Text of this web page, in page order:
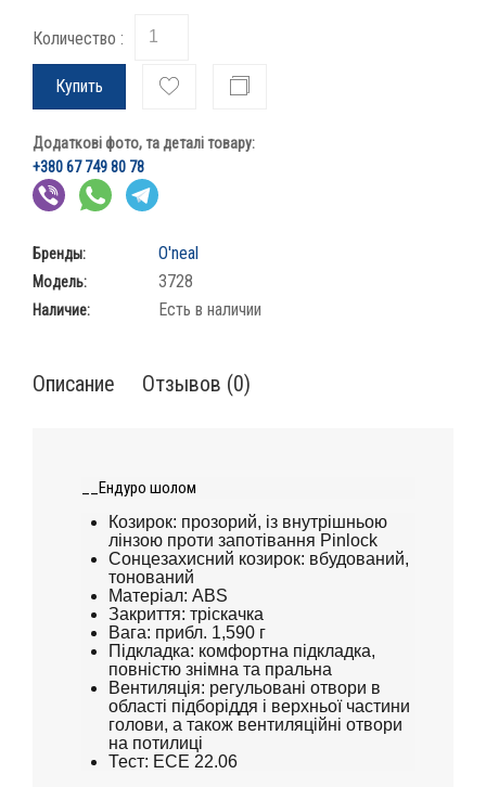
Количество :
Купить
Додаткові фото, та деталі товару:
+380 67 749 80 78
Бренды: O'neal
Модель: 3728
Наличие: Есть в наличии
Описание Отзывов (0)
__Ендуро шолом
Козирок: прозорий, із внутрішньою
лінзою проти запотівання Pinlock
Сонцезахисний козирок: вбудований,
тонований
Матеріал: ABS
Закриття: тріскачка
Вага: прибл. 1,590 г
Підкладка: комфортна підкладка,
повністю знімна та пральна
Вентиляція: регульовані отвори в
області підборіддя і верхньої частини
голови, а також вентиляційні отвори
на потилиці
Тест: ECE 22.06